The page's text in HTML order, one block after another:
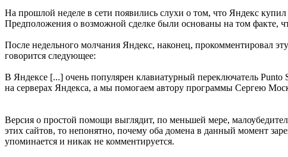
На прошлой неделе в сети появились слухи о том, что Яндекс
Предположения о возможной сделке были основаны на том факте,
После недельного молчания Яндекс, наконец, прокомментировал
говорится следующее:
В Яндексе [...] очень популярен клавиатурный переключатель
на серверах Яндекса, а мы помогаем автору программы Сергею
Версия о простой помощи выглядит, по меньшей мере,
этих сайтов, то непонятно, почему оба домена в данный момент
упоминается и никак не комментируется.